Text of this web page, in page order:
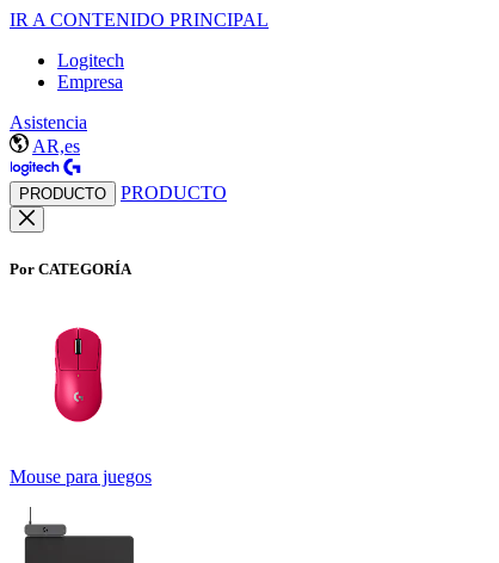
IR A CONTENIDO PRINCIPAL
Logitech
Empresa
Asistencia
AR,es
PRODUCTO PRODUCTO
Por CATEGORÍA
Mouse para juegos